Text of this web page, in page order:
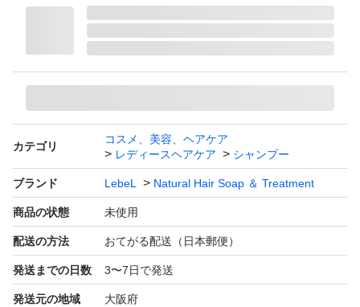
◆『購入しても大丈夫でしょうか？』
手元に無い物は出品していないので
即購入で大丈夫です。
◆『お値引きして頂けますか？』
説明文を全てお読み下さいと
書かせて頂いており
自己紹介欄に複数購入以外の
お値引きには対応しておりませんと
記載させて頂いておりますので
カテゴリ
コスメ、美容、ヘアケア
レディースヘアケア
シャンプー
ブランド LebeL Natural Hair Soap ＆ Treatment
商品の状態 未使用
配送の方法 おてがる配送（日本郵便）
発送までの日数 3〜7日で発送
発送元の地域 大阪府